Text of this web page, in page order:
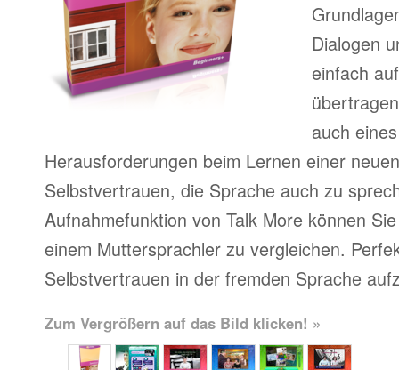
Dialogen
einfach
auch
Herausforderungen beim Lernen einer
Selbstvertrauen, die Sprache auch zu
Aufnahmefunktion von Talk More können
einem Muttersprachler zu vergleichen.
Selbstvertrauen in der fremden Sprache
Zum Vergrößern auf das Bild klicken! »